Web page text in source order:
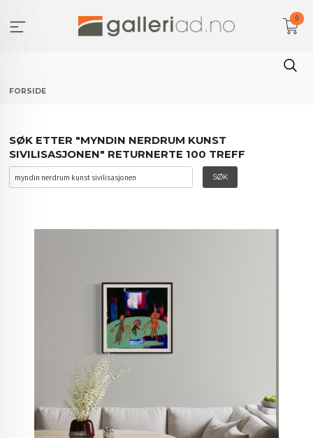
innholdet
0
FORSIDE
SØK ETTER "MYNDIN NERDRUM KUNST
SIVILISASJONEN" RETURNERTE 100 TREFF